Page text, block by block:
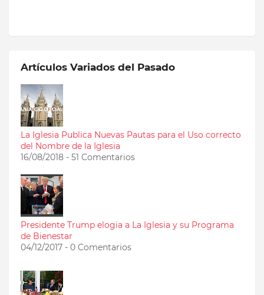
Artículos Variados del Pasado
La Iglesia Publica Nuevas Pautas para el Uso correcto
del Nombre de la Iglesia
16/08/2018 - 51 Comentarios
Presidente Trump elogia a La Iglesia y su Programa
de Bienestar
04/12/2017 - 0 Comentarios